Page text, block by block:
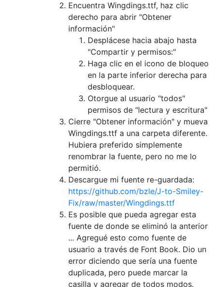
Encuentra Wingdings.ttf, haz clic
derecho para abrir "Obtener
información"
Desplácese hacia abajo hasta
"Compartir y permisos:"
Haga clic en el icono de bloqueo
en la parte inferior derecha para
desbloquear.
Otorgue al usuario "todos"
permisos de "lectura y escritura"
Cierre "Obtener información" y mueva
Wingdings.ttf a una carpeta diferente.
Hubiera preferido simplemente
renombrar la fuente, pero no me lo
permitió.
Descargue mi fuente re-guardada:
https://github.com/bzle/J-to-Smiley-
Fix/raw/master/Wingdings.ttf
Es posible que pueda agregar esta
fuente de donde se eliminó la anterior
... Agregué esto como fuente de
usuario a través de Font Book. Dio un
error diciendo que sería una fuente
duplicada, pero puede marcar la
casilla y agregar de todos modos.